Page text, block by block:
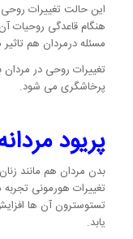
این حالت تغییرات روحی
هنگام قاعدگی روحیات
مسئله درمردان هم
تغییرات روحی در مردان
پرخاشگری می شود.
پریود
بدن مردان هم مانند
تغییرات هورمونی
تستوسترون آن ها
یابد.